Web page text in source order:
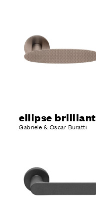
ellipse brilliant
Gabriele & Oscar Buratti